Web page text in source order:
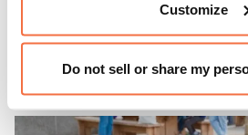
Customize
Do not sell or share my
el Town Fare Cafe, del chef Michele
podrás disfrutar de bebidas y
con una mezcla de actuaciones
sesiones de dibujo en directo y
adultos!
Más información